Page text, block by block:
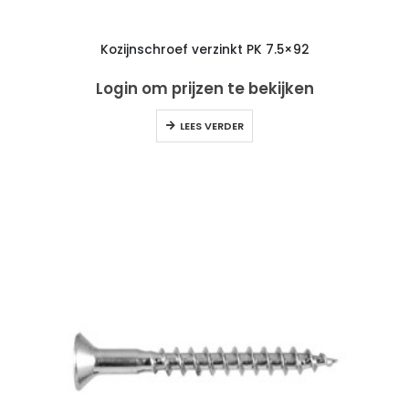
Kozijnschroef verzinkt PK 7.5×92
Login om prijzen te bekijken
LEES VERDER